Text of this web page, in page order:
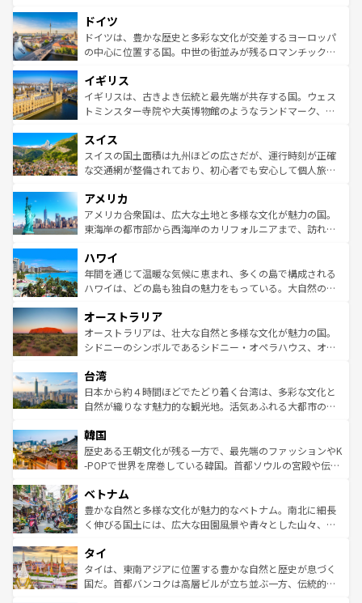
せる。地方によって風土や気候が異なるスペインはその個
性で訪れる人を魅了する。 なお、新着のスペイン情報は コ
ンテンツ一覧を参照してほしい。
で、幅広い魅力が詰まっている。華麗な宮殿、歴史的な大
聖堂、美しいビーチ、そして豊かな自然が、訪れる者を心
から魅了する。また、フランスは美食の国としても知ら
いる。シャンパンの発祥地であるランス、プロヴァンスの
香り高いラベンダー畑など、多彩な楽しみ方が可能だ。さ
らに、パリ以外の地域にも魅力が溢れており、どの街角に
れる地方に足を運ぶとそれぞれで全く異なる文化を体験で
きるだろう。 なお、新着のフランス情報はコンテンツ一覧
を参照してほしい。
ドイツ
ドイツは、豊かな歴史と多彩な文化が交差するヨーロッパ
の中心に位置する国。中世の街並みが残るロマンチック街
顔を持つこの国は、どこを歩いても飽きることがない。ベ
ルリンの文化的活気、バイエルン州のアルプスの絶景、そ
してライン川沿いのワイン畑といった風景は必見。ビール
は、お酒好きな人にはぜひ体験してほしい。 なお、新着の
ドイツ情報はコンテンツ一覧を参照してほしい。
イギリス
イギリスは、古きよき伝統と最先端が共存する国。ウェス
トミンスター寺院や大英博物館のようなランドマーク、歴
リアごとに異なる魅力がある。また、優雅なアフタヌーン
ティー、ビール好きにはたまらない英国パブ、サッカー観
戦など、本場だからこそできる体験も豊富。イギリスを旅
ンツ一覧を参照してほしい。
スイス
スイスの国土面積は九州ほどの広さだが、運行時刻が正確
な交通網が整備されており、初心者でも安心して個人旅行
の建物がそのまま残る町や、スイスならではのユニークな
博物館もあり、アルプス観光だけでなく町歩きも満喫する
ことができる。国民の所得が高いため物価も高いが、旅行
ば市内交通費無料で観光を楽しむこともできる。 なお、新
着のスイス情報はコンテンツ一覧 を参照してほしい。
アメリカ
アメリカ合衆国は、広大な土地と多様な文化が魅力の国。
東海岸の都市部から西海岸のカリフォルニアまで、訪れる
のような巨大都市は、観光、ショッピング、エンターテイ
ンメントが詰まった刺激的なスポットだ。一方、アメリカ
西部には大自然が広がり、グランドキャニオンやイエロー
部のニューオーリンズでは、音楽と美食が融合した独特の
文化が魅力。旅行者はアメリカの各地域で異なる魅力を楽
しみながら、その多様性と豊かな歴史を感じることができ
ならではの贅沢な旅のスタイルだ。 なお、新着のアメリカ
情報はコンテンツ一覧を参照してほしい。
ハワイ
年間を通じて温暖な気候に恵まれ、多くの島で構成される
ハワイは、どの島も独自の魅力をもっている。大自然の神
ワイ島は見逃せない。また、定番の観光地といえばオアフ
島だが、静かな自然を求めるならマウイ島やカウアイ島が
おすすめ。エメラルドグリーンに輝く海をはじめ、豊かな
れるおもてなしの心で訪れる人々を迎えてくれるハワイの
人々、おいしいローカルフードやハワイアンミュージッ
ク、伝統的なフラダンスなど、すべてがハワイの魅力を彩
ワイを、存分に味わってほしい。 なお、新着のハワイ情報
はコンテンツ一覧を参照してほしい。
オーストラリア
オーストラリアは、壮大な自然と多様な文化が魅力の国。
シドニーのシンボルであるシドニー・オペラハウス、オー
リアリーフや大陸中央部にそびえるウルル（エアーズロッ
ク）、タスマニアの美しい原生林やケアンズの熱帯雨林な
ど、見どころがたくさん。また、カフェやワイン、オージ
いる。アクティビティも充実しており、サーフィンやダイ
ビング、ハイキングなど、アウトドア好きにはたまらな
い。オーストラリアの多彩な魅力を存分に味わいつくそ
参照してほしい。
台湾
日本から約４時間ほどでたどり着く台湾は、多彩な文化と
自然が織りなす魅力的な観光地。活気あふれる大都市の台
ン）、静ひつな山岳地帯である台湾東部など、都市の喧騒
と山間の静けさが共存しており、訪れる人に新しい発見と
驚きをもたらしてくれる。また、奥深い台湾の食文化も魅
容にもいいと評判のスイーツなど、バラエティ豊かな料理
が味わえる。 なお、新着の台湾情報は コンテンツ一覧を参
照してほしい。
韓国
歴史ある王朝文化が残る一方で、最先端のファッションやK
-POPで世界を席巻している韓国。首都ソウルの宮殿や伝統
き、地方に足を延ばせば四季折々の自然美を楽しむことが
できる。そして、キムチや焼肉、絶品のストリートフード
まで、さまざまな韓国料理が待っている。夜には、韓国な
リティに包まれながら、韓国の多彩な魅力を心ゆくまで味
わってみてほしい。 なお、新着の韓国情報はコンテンツ一
覧を参照してほしい。
ベトナム
豊かな自然と多様な文化が魅力的なベトナム。南北に細長
く伸びる国土には、広大な田園風景や青々とした山々、世
急速な発展と共に伝統が息づく。ハノイの古い町並みやホ
ーチミン市のフランス統治時代の建物も、独特の雰囲気を
醸し出している。また、バラエティの豊かさとおいしさで
タイ
タイは、東南アジアに位置する豊かな自然と歴史が息づく
国だ。首都バンコクは高層ビルが立ち並ぶ一方、伝統的な